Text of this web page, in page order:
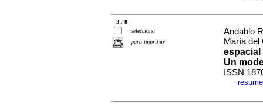
3 / 8
selecciona
para imprimir
Andablo
María
espacial
Un
ISSN
·